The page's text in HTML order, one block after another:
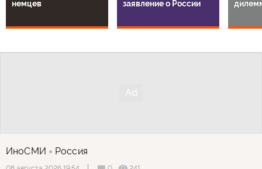
немцев
заявление о России
ИноСМИ Россия